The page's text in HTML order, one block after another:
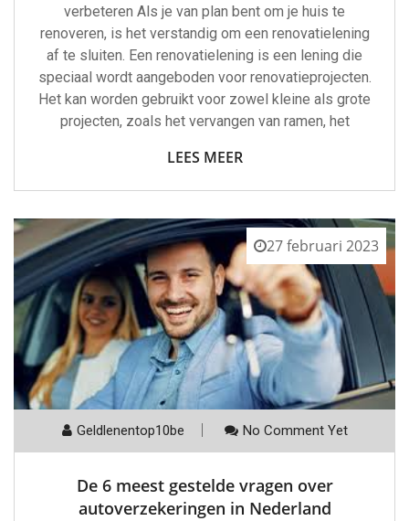
verbeteren Als je van plan bent om je huis te
renoveren, is het verstandig om een renovatielening
af te sluiten. Een renovatielening is een lening die
speciaal wordt aangeboden voor renovatieprojecten.
Het kan worden gebruikt voor zowel kleine als grote
projecten, zoals het vervangen van ramen, het
LEES MEER
27 februari 2023
Geldlenentop10be No Comment Yet
De 6 meest gestelde vragen over
autoverzekeringen in Nederland